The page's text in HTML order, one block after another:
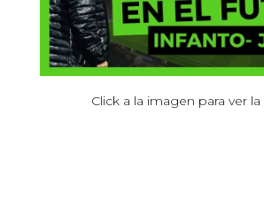
Click a la imagen para ver la